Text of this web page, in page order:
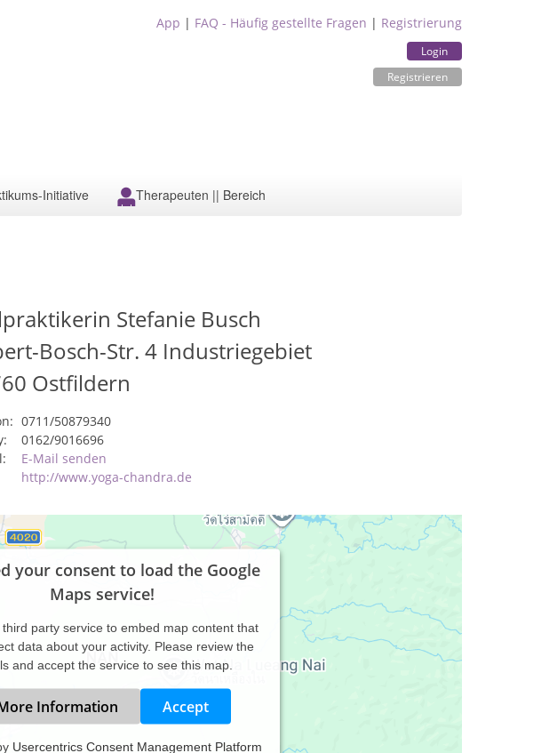
App | FAQ - Häufig gestellte Fragen | Registrierung
Login
Registrieren
Initiative Therapeuten || Bereich
Stefanie Busch
Bosch-Str. 4 Industriegebiet
Ostfildern
0711/50879340
0162/9016696
E-Mail senden
http://www.yoga-chandra.de
your consent to load the Google
Maps service!
party service to embed map content that
data about your activity. Please review the
and accept the service to see this map.
Information Accept
Usercentrics Consent Management Platform